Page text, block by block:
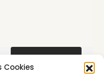
Cookies